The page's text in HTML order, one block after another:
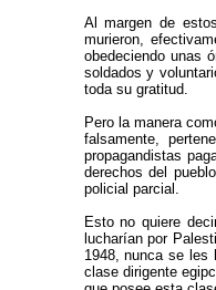
Al margen de
murieron,
obedeciendo unas
soldados y
toda su gratitud.
Pero la manera
falsamente,
propagandistas
derechos del
policial parcial.
Esto no quiere
lucharían por
1948, nunca se les
clase dirigente